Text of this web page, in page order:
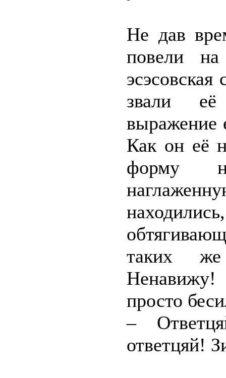
Не дав
повели
звали её
выражение
Как он её
форму
таких
просто
–
ответцяй!